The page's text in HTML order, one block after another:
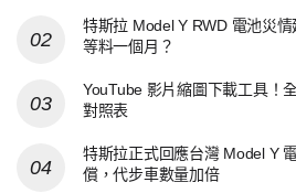
特斯拉 Model Y RWD 電池災
等料一個月？
YouTube 影片縮圖下載工具！
對照表
特斯拉正式回應台灣 Model Y
償，代步車數量加倍